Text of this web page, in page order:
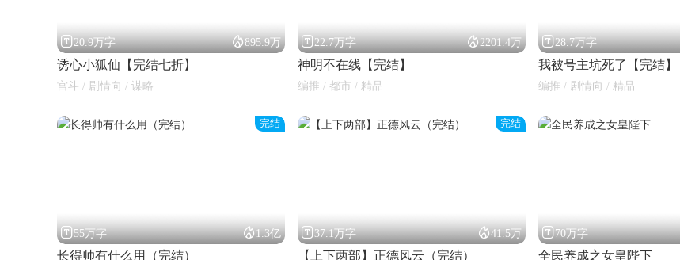
20.9万字 895.9万
诱心小狐仙【完结七折】
宫斗 / 剧情向 / 谋略
22.7万字 2201.4万
神明不在线【完结】
编推 / 都市 / 精品
28.7万字
我被号主坑死了【完结】
编推 / 剧情向 / 精品
完结
55万字 1.3亿
长得帅有什么用（完结）
完结
37.1万字 41.5万
【上下两部】正德风云（完结）
70万字
全民养成之女皇陛下